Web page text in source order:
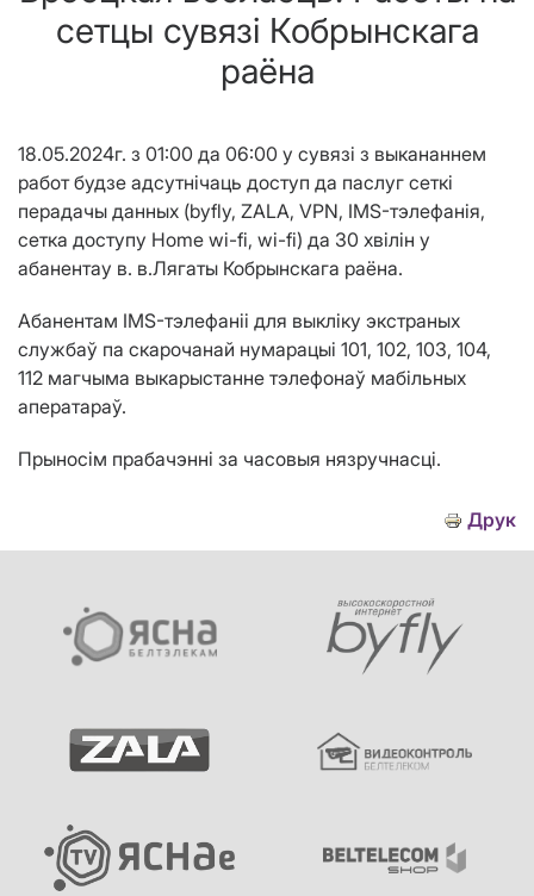
сетцы сувязi Кобрынскага
раёна
18.05.2024г. з 01:00 да 06:00 у сувязi з выкананнем
работ будзе адсутнiчаць доступ да паслуг сеткi
перадачы данных (byfly, ZALA, VPN, IMS-тэлефанiя,
сетка доступу Home wi-fi, wi-fi) да 30 хвiлiн у
абанентау в. в.Лягаты Кобрынскага раёна.
Абанентам IMS-тэлефаніі для выкліку экстраных
службаў па скарочанай нумарацыі 101, 102, 103, 104,
112 магчыма выкарыстанне тэлефонаў мабільных
аператараў.
Прыносім прабачэнні за часовыя нязручнасці.
Друк